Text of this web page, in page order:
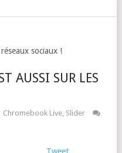
sociaux !
AUSSI SUR LES
Chromebook Live, Slider